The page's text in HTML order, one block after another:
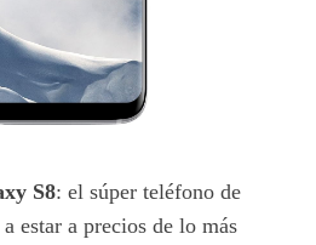
S8: el súper teléfono de
estar a precios de lo más